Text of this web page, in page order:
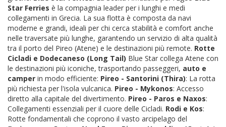
Star Ferries è la compagnia leader per i lunghi e medi
collegamenti in Grecia. La sua flotta è composta da navi
moderne e grandi, ideali per chi cerca stabilità e comfort anche
nelle traversate più lunghe, garantendo un servizio di alta qualità
tra il porto del Pireo (Atene) e le destinazioni più remote. Rotte
Cicladi e Dodecaneso (Long Tail) Blue Star collega Atene con
le destinazioni più iconiche, trasportando passeggeri, auto e
camper in modo efficiente: Pireo - Santorini (Thira): La rotta
più richiesta per l'isola vulcanica. Pireo - Mykonos: Accesso
diretto alla capitale del divertimento. Pireo - Paros e Naxos:
Collegamenti essenziali per il cuore delle Cicladi. Rodi e Kos:
Rotte fondamentali che coprono il vasto arcipelago del